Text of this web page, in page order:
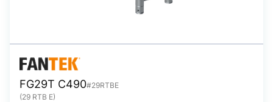
FG29T C490#29RTBE
(29 RTB E)